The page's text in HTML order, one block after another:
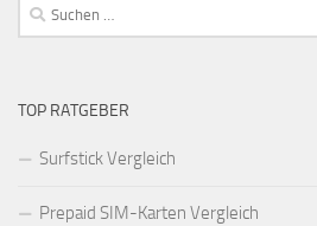
Suchen
nach:
TOP RATGEBER
Surfstick Vergleich
Prepaid SIM-Karten Vergleich